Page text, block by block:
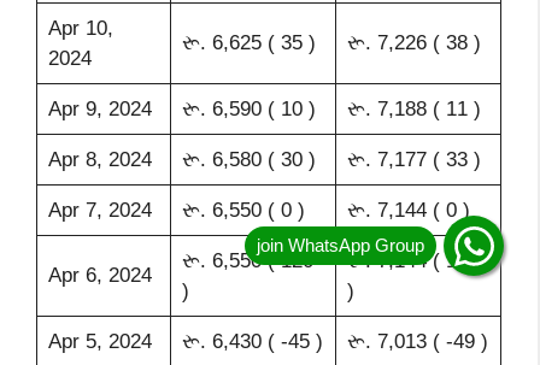
Apr 10,
2024
રૂ. 6,625 ( 35 ) રૂ. 7,226 ( 38 )
Apr 9, 2024 રૂ. 6,590 ( 10 ) રૂ. 7,188 ( 11 )
Apr 8, 2024 રૂ. 6,580 ( 30 ) રૂ. 7,177 ( 33 )
Apr 7, 2024 રૂ. 6,550 ( 0 ) રૂ. 7,144 ( 0 )
Apr 6, 2024
રૂ. 6,550 ( 120
)
રૂ. 7,144 ( 131
)
Apr 5, 2024 રૂ. 6,430 ( -45 ) રૂ. 7,013 ( -49 )